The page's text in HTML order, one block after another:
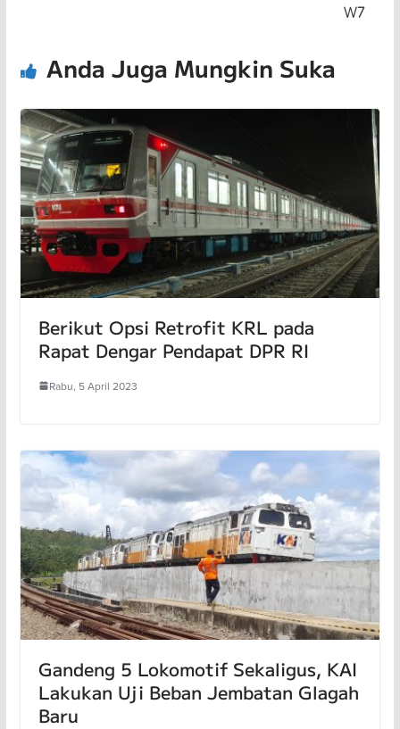
W7
Anda Juga Mungkin Suka
Berikut Opsi Retrofit KRL pada
Rapat Dengar Pendapat DPR RI
Rabu, 5 April 2023
Gandeng 5 Lokomotif Sekaligus, KAI
Lakukan Uji Beban Jembatan Glagah
Baru